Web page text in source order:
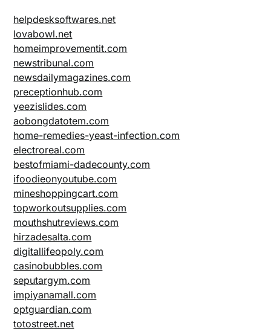
helpdesksoftwares.net
lovabowl.net
homeimprovementit.com
newstribunal.com
newsdailymagazines.com
preceptionhub.com
yeezislides.com
aobongdatotem.com
home-remedies-yeast-infection.com
electroreal.com
bestofmiami-dadecounty.com
ifoodieonyoutube.com
mineshoppingcart.com
topworkoutsupplies.com
mouthshutreviews.com
hirzadesalta.com
digitallifeopoly.com
casinobubbles.com
seputargym.com
impiyanamall.com
optguardian.com
totostreet.net